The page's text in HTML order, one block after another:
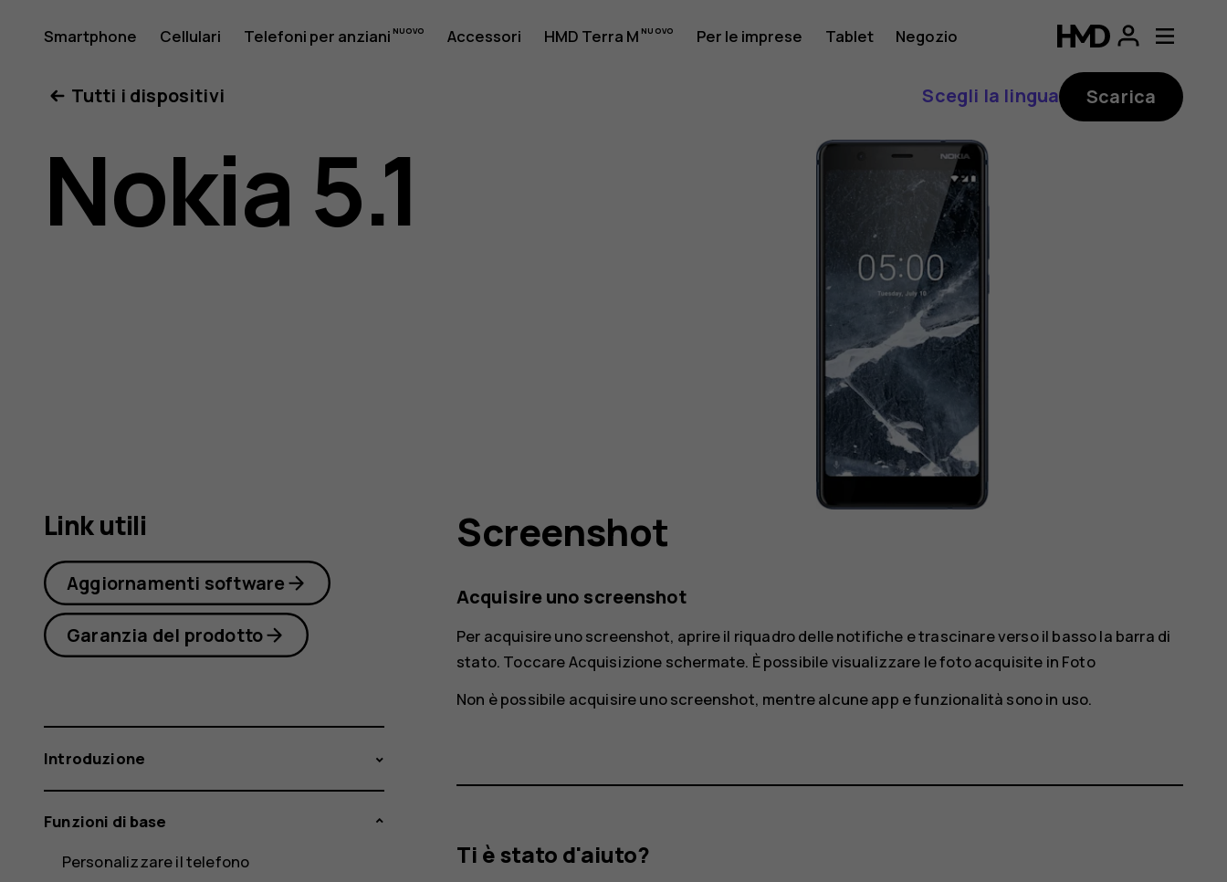
Manuale
d’uso
del
Smartphone Cellulari Telefoni per anziani Accessori HMD Terra M Per le imprese Tablet Negozio
Tutti i dispositivi Scegli la lingua Scarica
Nokia 5.1
Screenshot
Acquisire uno screenshot
Per acquisire uno screenshot, aprire il riquadro delle notifiche e trascinare verso il basso la barra di
stato. ToccareAcquisizione schermate. È possibile visualizzare le foto acquisite in Foto
Non è possibile acquisire uno screenshot, mentre alcune app e funzionalità sono in uso.
Ti è stato d'aiuto?
Link utili
Aggiornamenti software
Garanzia del prodotto
Introduzione
Funzioni di base
Personalizzare il telefono